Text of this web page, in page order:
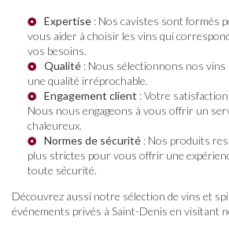
Expertise : Nos cavistes sont formés
vous aider à choisir les vins qui
vos besoins.
Qualité : Nous sélectionnons nos
une qualité irréprochable.
Engagement client : Votre
Nous nous engageons à vous offrir un
chaleureux.
Normes de sécurité : Nos produits
plus strictes pour vous offrir une
toute sécurité.
Découvrez aussi notre sélection de vins et
événements privés à Saint-Denis en visitant